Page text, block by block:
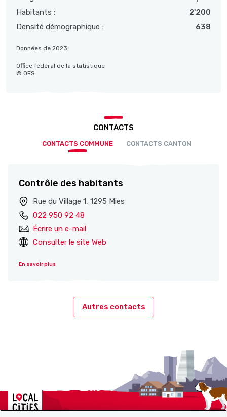
Habitants :
2'200
Densité démographique :
638
Données de 2023
Office fédéral de la statistique
© OFS
CONTACTS
CONTACTS COMMUNE CONTACTS CANTON
Contrôle des habitants
Rue du Village 1, 1295 Mies
022 950 92 48
Écrire un e-mail
Consulter le site Web
En savoir plus
Autres contacts
Localcities